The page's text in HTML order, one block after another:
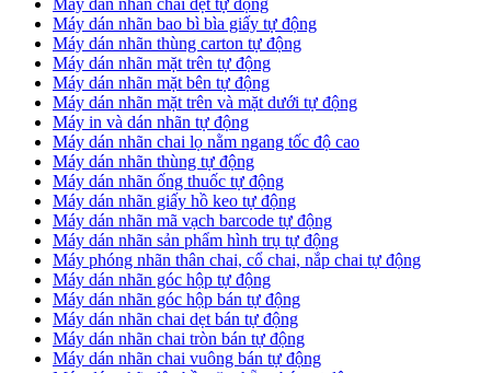
​Máy dán nhãn chai dẹt tự động
​Máy dán nhãn bao bì bìa giấy tự động
Máy dán nhãn thùng carton tự động
​Máy dán nhãn mặt trên tự động
​Máy dán nhãn mặt bên tự động
​Máy dán nhãn mặt trên và mặt dưới tự động
Máy in và dán nhãn tự động
Máy dán nhãn chai lọ nằm ngang tốc độ cao
​Máy dán nhãn thùng tự động
Máy dán nhãn ống thuốc tự động
​Máy dán nhãn giấy hồ keo tự động
​Máy dán nhãn mã vạch barcode tự động
​Máy dán nhãn sản phẩm hình trụ tự động
Máy phóng nhãn thân chai, cổ chai, nắp chai tự động
​Máy dán nhãn góc hộp tự động
Máy dán nhãn góc hộp bán tự động
​Máy dán nhãn chai dẹt bán tự động
Máy dán nhãn chai tròn bán tự động
Máy dán nhãn chai vuông bán tự động